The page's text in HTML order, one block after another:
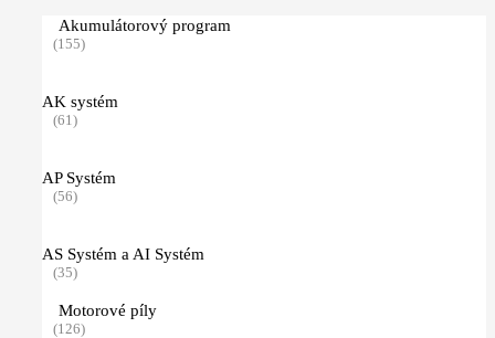
Akumulátorový program
(155)
AK systém
(61)
AP Systém
(56)
AS Systém a AI Systém
(35)
Motorové píly
(126)